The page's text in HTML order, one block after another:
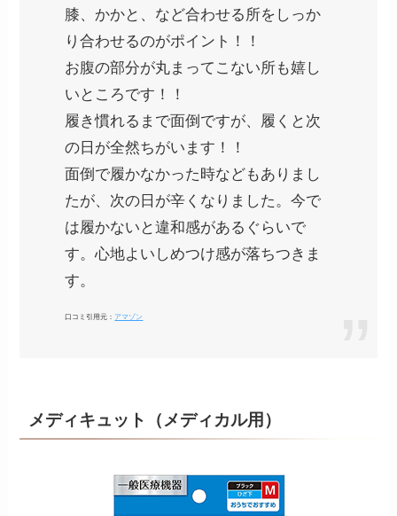
膝、かかと、など合わせる所をしっか
り合わせるのがポイント！！
お腹の部分が丸まってこない所も嬉し
いところです！！
履き慣れるまで面倒ですが、履くと次
の日が全然ちがいます！！
面倒で履かなかった時などもありまし
たが、次の日が辛くなりました。今で
は履かないと違和感があるぐらいで
す。心地よいしめつけ感が落ちつきま
す。
口コミ引用元： アマゾン
メディキュット（メディカル用）